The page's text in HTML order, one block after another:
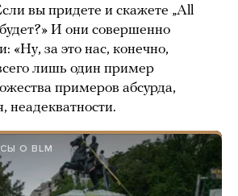
вы придете и скажете „All
И они совершенно
«Ну, за это нас, конечно,
лишь один пример
примеров абсурда,
неадекватности.
О BLM